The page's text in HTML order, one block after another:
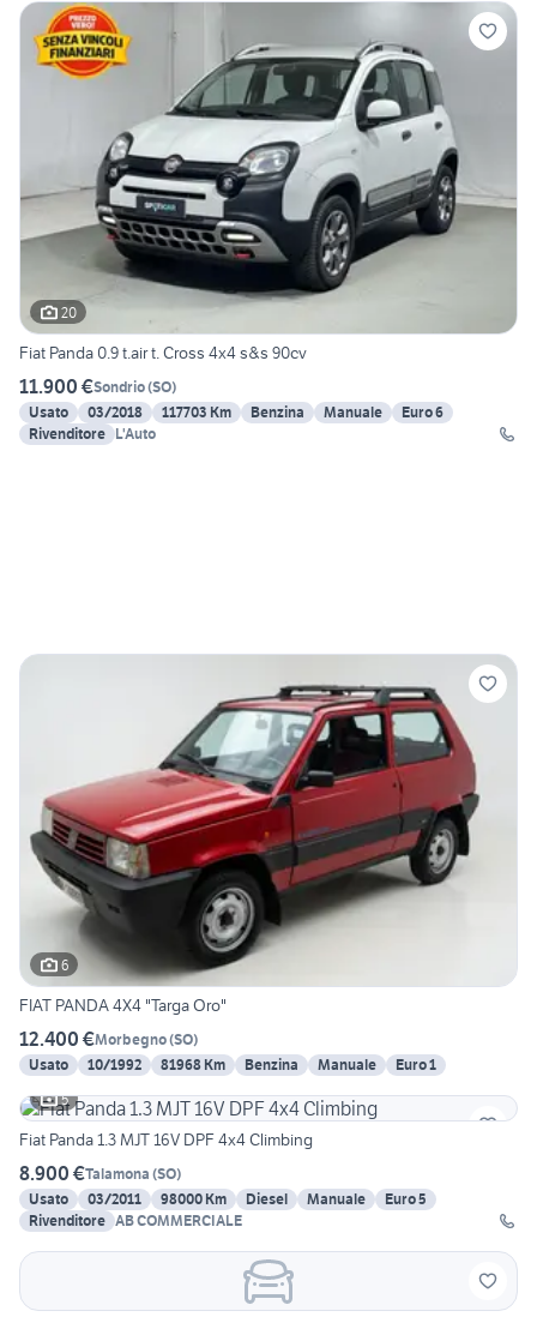
20
Fiat Panda 0.9 t.air t. Cross 4x4 s&s 90cv
11.900 €Sondrio(SO)
Usato
03/2018 117703 Km Benzina Manuale
Euro 6
Rivenditore L'Auto
6
FIAT PANDA 4X4 "Targa Oro"
12.400 €Morbegno(SO)
Usato
10/1992 81968 Km Benzina Manuale
Euro 1
5
Fiat Panda 1.3 MJT 16V DPF 4x4 Climbing
8.900 €Talamona (SO)
Usato
03/2011 98000 Km Diesel Manuale
Euro 5
Rivenditore AB COMMERCIALE